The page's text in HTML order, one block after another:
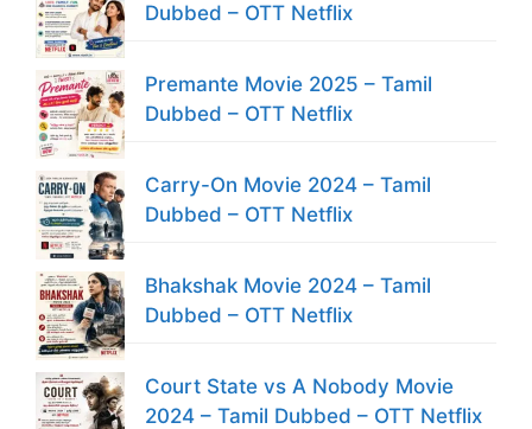
Dubbed – OTT Netflix
Premante Movie 2025 – Tamil
Dubbed – OTT Netflix
Carry-On Movie 2024 – Tamil
Dubbed – OTT Netflix
Bhakshak Movie 2024 – Tamil
Dubbed – OTT Netflix
Court State vs A Nobody Movie
2024 – Tamil Dubbed – OTT Netflix